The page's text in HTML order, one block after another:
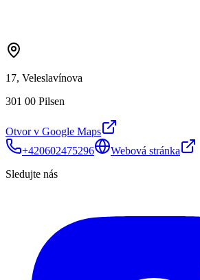
17, Veleslavínova
301 00 Pilsen
Otvor v Google Maps
+420602475296
Webová stránka
Sledujte nás